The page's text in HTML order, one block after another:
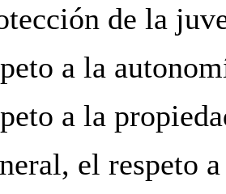
de la
a la
a la
el respeto